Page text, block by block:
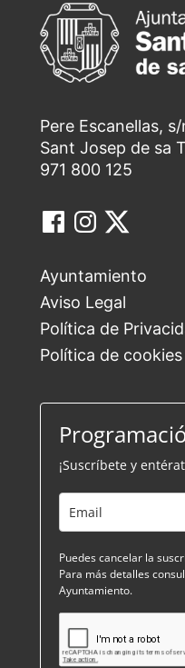
Pere Escanellas,
Sant Josep de sa
971 800 125
Ayuntamiento
Aviso Legal
Política de
Política de cookies
¡Suscríbete y
Puedes cancelar la
Para más detalles
Ayuntamiento.